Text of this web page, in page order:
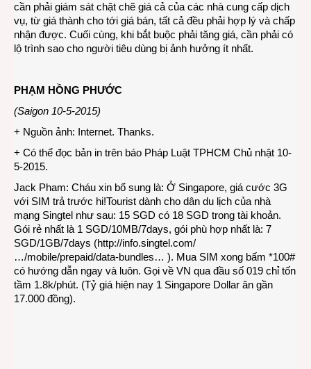
cần phải giám sát chặt chẽ giá cả của các nhà cung cấp dịch
vụ, từ giá thành cho tới giá bán, tất cả đều phải hợp lý và chấp
nhận được. Cuối cùng, khi bắt buộc phải tăng giá, cần phải có
lộ trình sao cho người tiêu dùng bị ảnh hưởng ít nhất.
PHẠM HỒNG PHƯỚC
(Saigon 10-5-2015)
+ Nguồn ảnh: Internet. Thanks.
+ Có thể đọc bản in trên báo Pháp Luật TPHCM Chủ nhật 10-
5-2015.
Jack Pham: Cháu xin bổ sung là: Ở Singapore, giá cước 3G
với SIM trả trước hi!Tourist dành cho dân du lịch của nhà
mạng Singtel như sau: 15 SGD có 18 SGD trong tài khoản.
Gói rẻ nhất là 1 SGD/10MB/7days, gói phù hợp nhất là: 7
SGD/1GB/7days (http://info.singtel.com/
…/mobile/prepaid/data-bundles… ). Mua SIM xong bấm *100#
có hướng dẫn ngay và luôn. Gọi về VN qua đầu số 019 chỉ tốn
tầm 1.8k/phút. (Tỷ giá hiện nay 1 Singapore Dollar ăn gần
17.000 đồng).